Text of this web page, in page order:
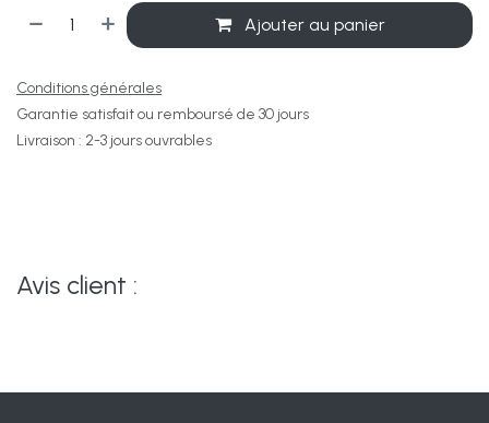
Ajouter au panier
Conditions générales
Garantie satisfait ou remboursé de 30 jours
Livraison : 2-3 jours ouvrables
Avis client :